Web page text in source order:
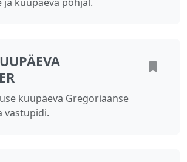
kuupäeva Gregoriaanse
vastupidi.